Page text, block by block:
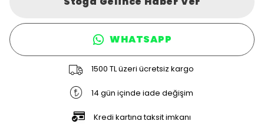
WHATSAPP
1500 TL üzeri ücretsiz kargo
14 gün içinde iade değişim
Kredi kartına taksit imkanı